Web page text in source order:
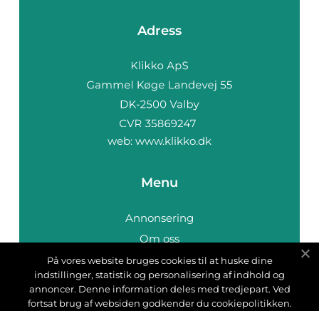
Adress
web: www.klikko.dk
Menu
Annonsering
Om oss
Cookies
Kontakta oss
Sitemap
På vores website bruges cookies til at huske dine
indstillinger, statistik og personalisering af indhold og
annoncer. Denne information deles med tredjepart. Ved
fortsat brug af websiden godkender du cookiepolitikken.